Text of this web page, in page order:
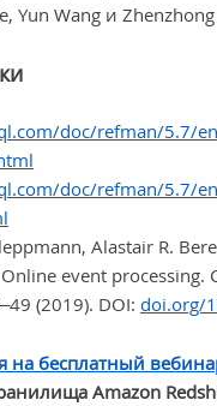
Yun Wang и Zhenzhong
doc/refman/5.7/
doc/refman/5.7/
Alastair R.
event processing.
(2019). DOI: doi.org/
на бесплатный
Amazon